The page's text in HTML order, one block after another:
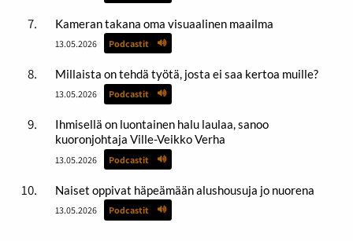
Kameran takana oma visuaalinen maailma
13.05.2026 Podcastit
Millaista on tehdä työtä, josta ei saa kertoa muille?
13.05.2026 Podcastit
Ihmisellä on luontainen halu laulaa, sanoo
kuoronjohtaja Ville-Veikko Verha
13.05.2026 Podcastit
Naiset oppivat häpeämään alushousuja jo nuorena
13.05.2026 Podcastit